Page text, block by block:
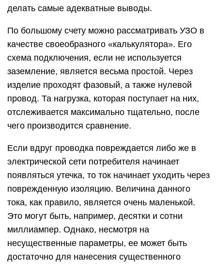
делать самые адекватные выводы.
По большому счету можно рассматривать УЗО в
качестве своеобразного «калькулятора». Его
схема подключения, если не используется
заземление, является весьма простой. Через
изделие проходят фазовый, а также нулевой
провод. Та нагрузка, которая поступает на них,
отслеживается максимально тщательно, после
чего производится сравнение.
Если вдруг проводка повреждается либо же в
электрической сети потребителя начинает
появляться утечка, то ток начинает уходить через
поврежденную изоляцию. Величина данного
тока, как правило, является очень маленькой.
Это могут быть, например, десятки и сотни
миллиампер. Однако, несмотря на
несущественные параметры, ее может быть
достаточно для нанесения существенного